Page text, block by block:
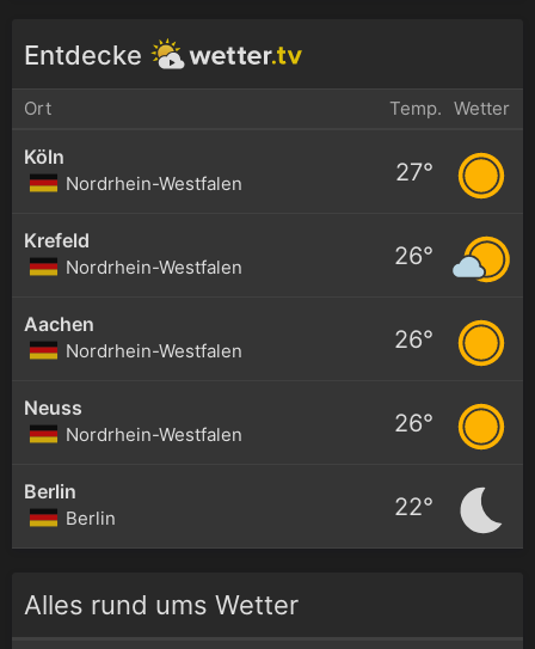
Entdecke
Ort Temp. Wetter
Köln
Nordrhein-Westfalen 27°
Krefeld
Nordrhein-Westfalen 26°
Aachen
Nordrhein-Westfalen 26°
Neuss
Nordrhein-Westfalen 26°
Berlin
Berlin 22°
Alles rund ums Wetter